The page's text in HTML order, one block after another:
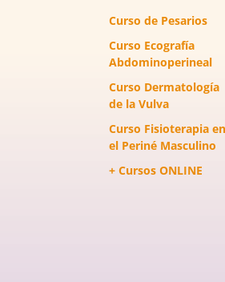
Curso de Pesarios
Curso Ecografía
Abdominoperineal
Curso Dermatología
de la Vulva
Curso Fisioterapia en
el Periné Masculino
+ Cursos ONLINE